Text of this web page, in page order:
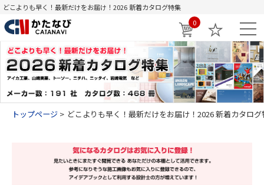
どこよりも早く！最新だけをお届け！2026 新着カタログ特集
0
トップページ どこよりも早く！最新だけをお届け！2026 新着カタログ